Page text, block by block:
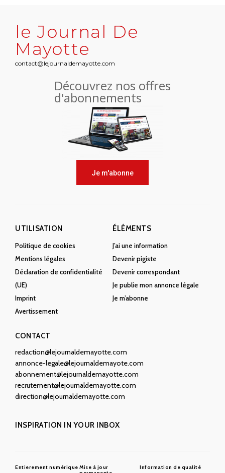
le Journal De
Mayotte
contact@lejournaldemayotte.com
Découvrez nos offres
d'abonnements
Je m'abonne
UTILISATION
Politique de cookies
Mentions légales
Déclaration de confidentialité
(UE)
Imprint
Avertissement
ÉLÉMENTS
J’ai une information
Devenir pigiste
Devenir correspondant
Je publie mon annonce légale
Je m’abonne
CONTACT
redaction@lejournaldemayotte.com
annonce-legale@lejournaldemayote.com
abonnement@lejournaldemayotte.com
recrutement@lejournaldemayotte.com
direction@lejournaldemayotte.com
INSPIRATION IN YOUR INBOX
Entierement numérique Mise à jour
Information de qualité